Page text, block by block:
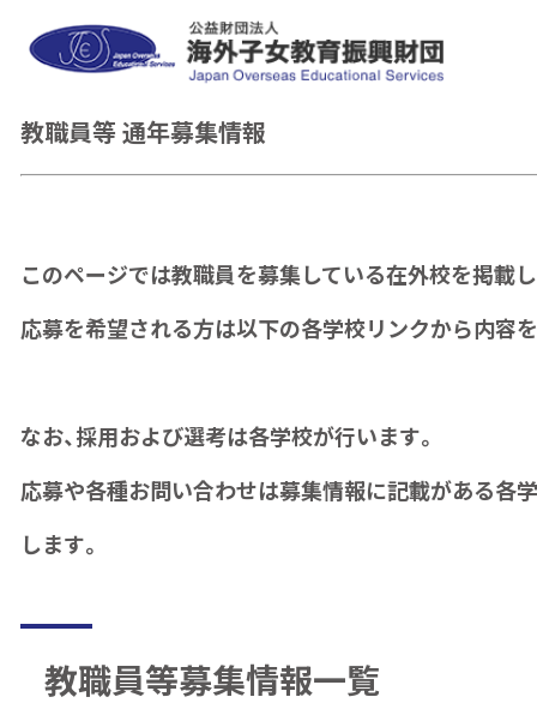
教職員等 通年募集情報
このページでは教職員を募集している在外校を掲載
応募を希望される方は以下の各学校リンクから内容
なお、採用および選考は各学校が行います。
応募や各種お問い合わせは募集情報に記載がある各
します。
教職員等募集情報一覧